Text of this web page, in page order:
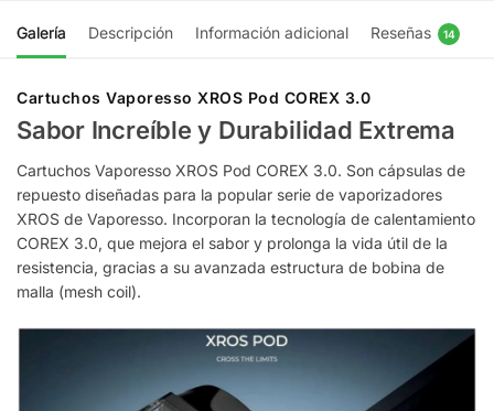
Galería Descripción Información adicional Reseñas 14
Cartuchos Vaporesso XROS Pod COREX 3.0
Sabor Increíble y Durabilidad Extrema
Cartuchos Vaporesso XROS Pod COREX 3.0. Son cápsulas de
repuesto diseñadas para la popular serie de vaporizadores
XROS de Vaporesso. Incorporan la tecnología de calentamiento
COREX 3.0, que mejora el sabor y prolonga la vida útil de la
resistencia, gracias a su avanzada estructura de bobina de
malla (mesh coil).